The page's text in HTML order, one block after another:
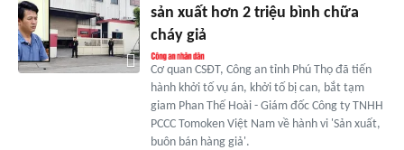
sản xuất hơn 2 triệu bình chữa
cháy giả
Cơ quan CSĐT, Công an tỉnh Phú Thọ đã tiến
hành khởi tố vụ án, khởi tố bị can, bắt tạm
giam Phan Thế Hoài - Giám đốc Công ty TNHH
PCCC Tomoken Việt Nam về hành vi 'Sản xuất,
buôn bán hàng giả'.